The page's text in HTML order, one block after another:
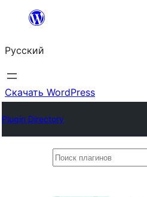
Перейти
содержимому
Русский
Скачать WordPress
Plugin Directory
Поиск